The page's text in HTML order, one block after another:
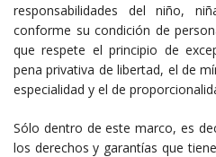
responsabilidades del niño,
conforme su condición de
que respete el principio de
pena privativa de libertad, el de
especialidad y el de
Sólo dentro de este marco, es
los derechos y garantías que